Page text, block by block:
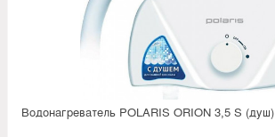
Водонагреватель POLARIS ORION 3,5 S (душ)